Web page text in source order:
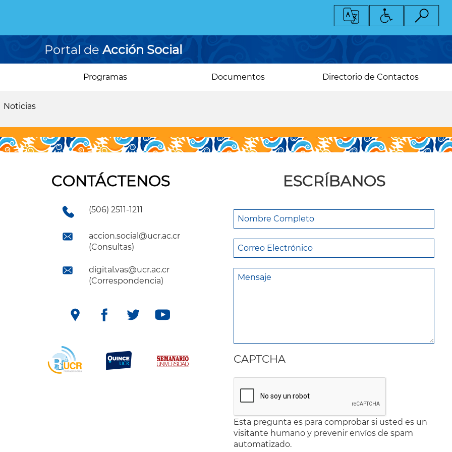
Portal de Acción Social
Programas Documentos Directorio de Contactos
Noticias
CONTÁCTENOS
(506) 2511-1211
accion.social@ucr.ac.cr
(Consultas)
digital.vas@ucr.ac.cr
(Correspondencia)
ESCRÍBANOS
CAPTCHA
Esta pregunta es para comprobar si usted es un
visitante humano y prevenir envíos de spam
automatizado.